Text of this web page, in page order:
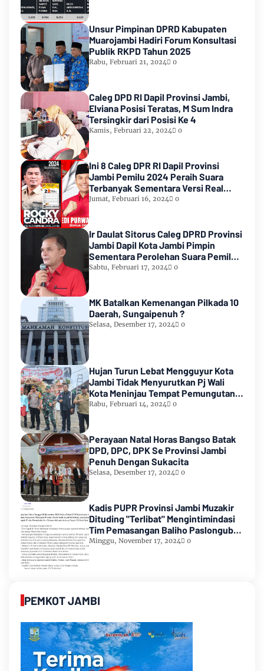
Unsur Pimpinan DPRD Kabupaten
Muarojambi Hadiri Forum Konsultasi
Publik RKPD Tahun 2025
Rabu, Februari 21, 2024 0
Caleg DPD RI Dapil Provinsi Jambi,
Elviana Posisi Teratas, M Sum Indra
Tersingkir dari Posisi Ke 4
Kamis, Februari 22, 2024 0
Ini 8 Caleg DPR RI Dapil Provinsi
Jambi Pemilu 2024 Peraih Suara
Terbanyak Sementara Versi Real
Count KPU RI
Jumat, Februari 16, 2024 0
Ir Daulat Sitorus Caleg DPRD Provinsi
Jambi Dapil Kota Jambi Pimpin
Sementara Perolehan Suara Pemilu
2024
Sabtu, Februari 17, 2024 0
MK Batalkan Kemenangan Pilkada 10
Daerah, Sungaipenuh ?
Selasa, Desember 17, 2024 0
Hujan Turun Lebat Mengguyur Kota
Jambi Tidak Menyurutkan Pj Wali
Kota Meninjau Tempat Pemungutan
Suara Pemilu 2024
Rabu, Februari 14, 2024 0
Perayaan Natal Horas Bangso Batak
DPD, DPC, DPK Se Provinsi Jambi
Penuh Dengan Sukacita
Selasa, Desember 17, 2024 0
Kadis PUPR Provinsi Jambi Muzakir
Dituding "Terlibat" Mengintimindasi
Tim Pemasangan Baliho Paslongub
Romi-Sudirman
Minggu, November 17, 2024 0
PEMKOT JAMBI